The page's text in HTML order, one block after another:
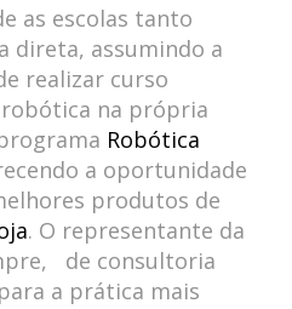
as escolas tanto
direta, assumindo a
realizar curso
na própria
Robótica
a oportunidade
produtos de
. O representante da
de consultoria
a prática mais